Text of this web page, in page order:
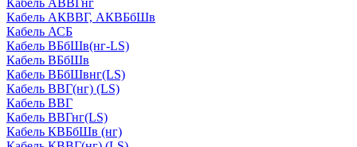
Кабель АВВГнг
Кабель АКВВГ, АКВБбШв
Кабель АСБ
Кабель ВБбШв(нг-LS)
Кабель ВБбШв
Кабель ВБбШвнг(LS)
Кабель ВВГ(нг) (LS)
Кабель ВВГ
Кабель ВВГнг(LS)
Кабель КВБбШв (нг)